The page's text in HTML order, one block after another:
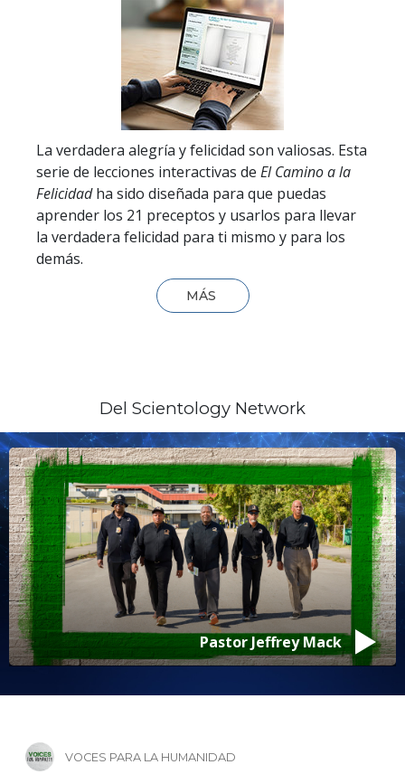
La verdadera alegría y felicidad son valiosas. Esta
serie de lecciones interactivas de El Camino a la
Felicidadha sido diseñada para que puedas
aprender los 21 preceptos y usarlos para llevar
la verdadera felicidad para ti mismo y para los
demás.
MÁS
Del Scientology Network
Pastor Jeffrey Mack
VOCES PARA LA HUMANIDAD